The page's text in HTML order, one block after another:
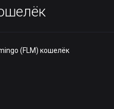
(FLM) кошелёк